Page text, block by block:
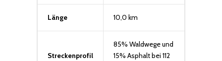
Länge 10,0 km
Streckenprofil
85% Waldwege und
15% Asphalt bei 112